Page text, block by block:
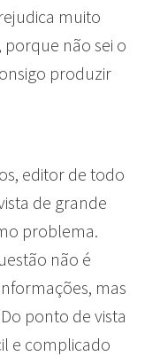
muito
não sei o
produzir
editor de todo
de grande
problema.
não é
mas
ponto de vista
e complicado